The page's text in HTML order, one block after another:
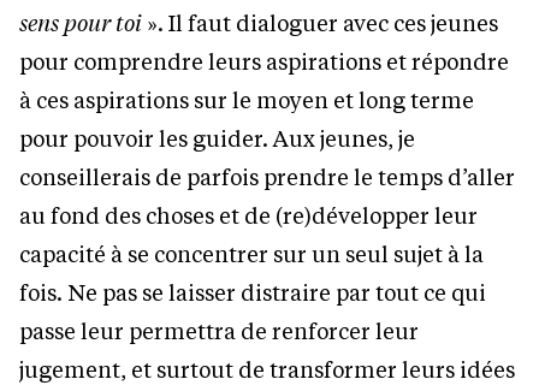
sens pour toi ». Il faut dialoguer avec ces jeunes
pour comprendre leurs aspirations et répondre
à ces aspirations sur le moyen et long terme
pour pouvoir les guider. Aux jeunes, je
conseillerais de parfois prendre le temps d’aller
au fond des choses et de (re)développer leur
capacité à se concentrer sur un seul sujet à la
fois. Ne pas se laisser distraire par tout ce qui
passe leur permettra de renforcer leur
jugement, et surtout de transformer leurs idées